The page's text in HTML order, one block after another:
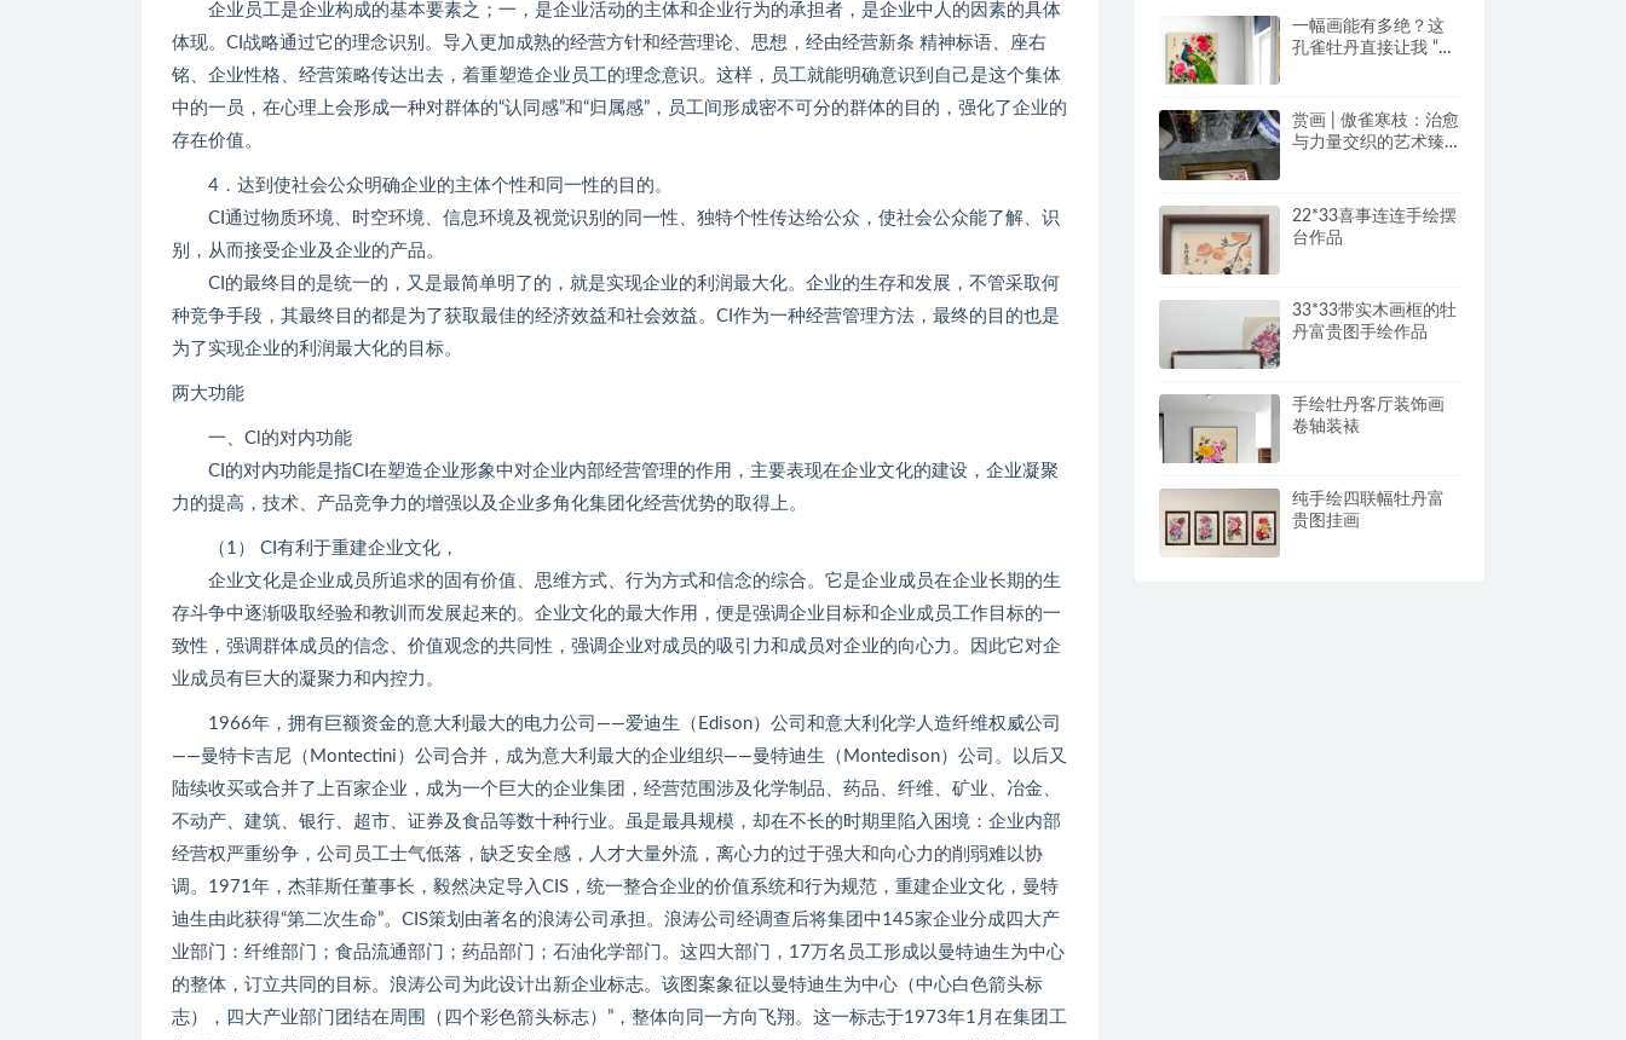
企业员工是企业构成的基本要素之；一，是企业活动的主体和企业行为的承担者，是企业中人的因素的具体
体现。CI战略通过它的理念识别。导入更加成熟的经营方针和经营理论、思想，经由经营新条 精神标语、座右
铭、企业性格、经营策略传达出去，着重塑造企业员工的理念意识。这样，员工就能明确意识到自己是这个集体
中的一员，在心理上会形成一种对群体的“认同感”和“归属感”，员工间形成密不可分的群体的目的，强化了企业的
存在价值。
4．达到使社会公众明确企业的主体个性和同一性的目的。
CI通过物质环境、时空环境、信息环境及视觉识别的同一性、独特个性传达给公众，使社会公众能了解、识
别，从而接受企业及企业的产品。
CI的最终目的是统一的，又是最简单明了的，就是实现企业的利润最大化。企业的生存和发展，不管采取何
种竞争手段，其最终目的都是为了获取最佳的经济效益和社会效益。CI作为一种经营管理方法，最终的目的也是
为了实现企业的利润最大化的目标。
两大功能
一、Cl的对内功能
CI的对内功能是指CI在塑造企业形象中对企业内部经营管理的作用，主要表现在企业文化的建设，企业凝聚
力的提高，技术、产品竞争力的增强以及企业多角化集团化经营优势的取得上。
（1） CI有利于重建企业文化，
企业文化是企业成员所追求的固有价值、思维方式、行为方式和信念的综合。它是企业成员在企业长期的生
存斗争中逐渐吸取经验和教训而发展起来的。企业文化的最大作用，便是强调企业目标和企业成员工作目标的一
致性，强调群体成员的信念、价值观念的共同性，强调企业对成员的吸引力和成员对企业的向心力。因此它对企
业成员有巨大的凝聚力和内控力。
1966年，拥有巨额资金的意大利最大的电力公司——爱迪生（Edison）公司和意大利化学人造纤维权威公司
——曼特卡吉尼（Montectini）公司合并，成为意大利最大的企业组织——曼特迪生（Montedison）公司。以后又
陆续收买或合并了上百家企业，成为一个巨大的企业集团，经营范围涉及化学制品、药品、纤维、矿业、冶金、
不动产、建筑、银行、超市、证券及食品等数十种行业。虽是最具规模，却在不长的时期里陷入困境：企业内部
经营权严重纷争，公司员工士气低落，缺乏安全感，人才大量外流，离心力的过于强大和向心力的削弱难以协
调。1971年，杰菲斯任董事长，毅然决定导入CIS，统一整合企业的价值系统和行为规范，重建企业文化，曼特
迪生由此获得“第二次生命”。CIS策划由著名的浪涛公司承担。浪涛公司经调查后将集团中145家企业分成四大产
业部门：纤维部门；食品流通部门；药品部门；石油化学部门。这四大部门，17万名员工形成以曼特迪生为中心
的整体，订立共同的目标。浪涛公司为此设计出新企业标志。该图案象征以曼特迪生为中心（中心白色箭头标
志），四大产业部门团结在周围（四个彩色箭头标志）”，整体向同一方向飞翔。这一标志于1973年1月在集团工
一幅画能有多绝？这
孔雀牡丹直接让我 “哇
赏画 | 傲雀寒枝：治愈
与力量交织的艺术臻
22*33喜事连连手绘摆
台作品
33*33带实木画框的牡
丹富贵图手绘作品
手绘牡丹客厅装饰画
卷轴装裱
纯手绘四联幅牡丹富
贵图挂画